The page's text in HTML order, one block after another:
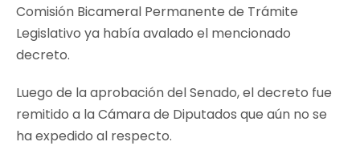
Comisión Bicameral Permanente de Trámite
Legislativo ya había avalado el mencionado
decreto.
Luego de la aprobación del Senado, el decreto fue
remitido a la Cámara de Diputados que aún no se
ha expedido al respecto.